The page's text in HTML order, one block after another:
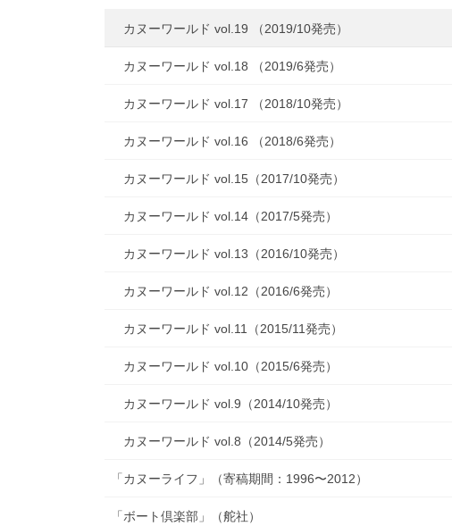
カヌーワールド vol.19 （2019/10発売）
カヌーワールド vol.18 （2019/6発売）
カヌーワールド vol.17 （2018/10発売）
カヌーワールド vol.16 （2018/6発売）
カヌーワールド vol.15（2017/10発売）
カヌーワールド vol.14（2017/5発売）
カヌーワールド vol.13（2016/10発売）
カヌーワールド vol.12（2016/6発売）
カヌーワールド vol.11（2015/11発売）
カヌーワールド vol.10（2015/6発売）
カヌーワールド vol.9（2014/10発売）
カヌーワールド vol.8（2014/5発売）
「カヌーライフ」（寄稿期間：1996〜2012）
「ボート倶楽部」（舵社）